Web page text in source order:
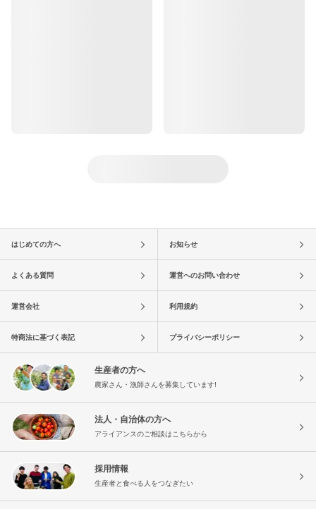
はじめての方へ お知らせ
よくある質問 運営へのお問い合わせ
運営会社 利用規約
特商法に基づく表記 プライバシーポリシー
生産者の方へ
農家さん・漁師さんを募集しています!
法人・自治体の方へ
アライアンスのご相談はこちらから
採用情報
生産者と食べる人をつなぎたい